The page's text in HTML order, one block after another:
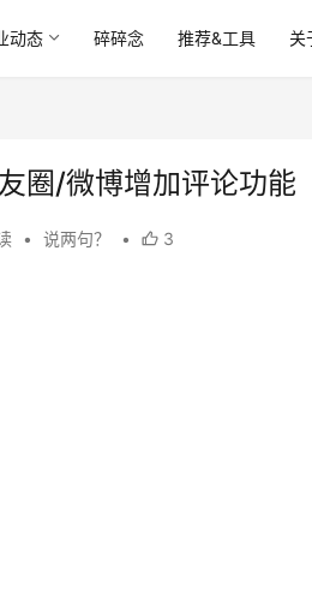
动态 碎碎念 推荐&工具 关
圈/微博增加评论功能
• 说两句？ • 3